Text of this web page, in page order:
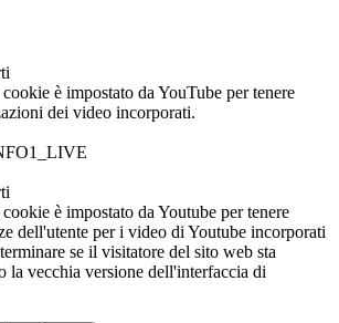
è impostato da YouTube per tenere
dei video incorporati.
è impostato da Youtube per tenere
dell'utente per i video di Youtube incorporati
se il visitatore del sito web sta
la vecchia versione dell'interfaccia di